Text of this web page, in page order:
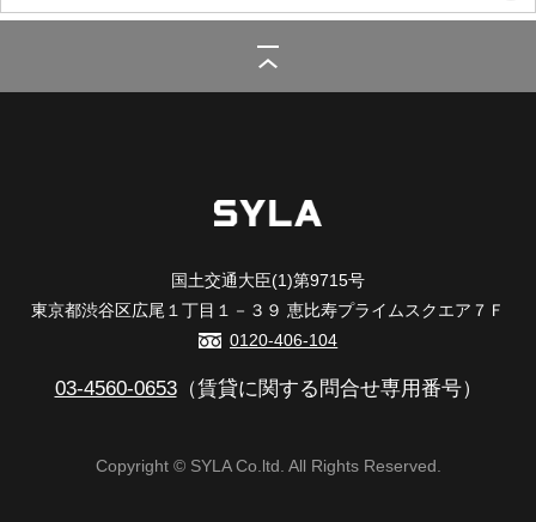
国土交通大臣(1)第9715号
東京都渋谷区広尾１丁目１－３９ 恵比寿プライムスクエア７Ｆ
0120-406-104
03-4560-0653（賃貸に関する問合せ専用番号）
Copyright © SYLA Co.ltd. All Rights Reserved.